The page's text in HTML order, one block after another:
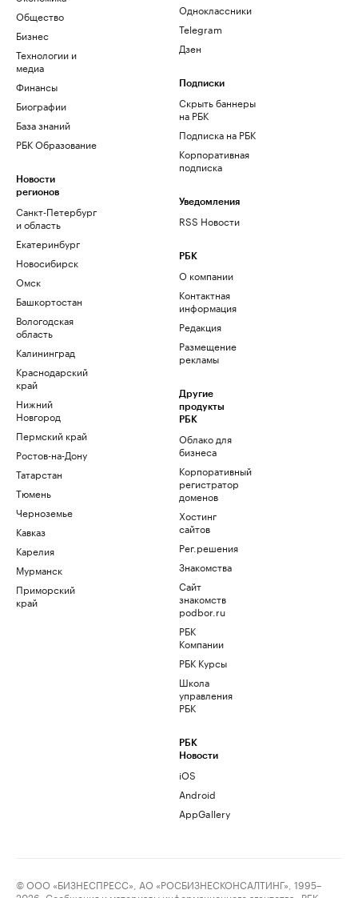
Общество
Бизнес
Технологии и
медиа
Финансы
Биографии
База знаний
РБК Образование
Новости
регионов
Санкт-Петербург
и область
Екатеринбург
Новосибирск
Омск
Башкортостан
Вологодская
область
Калининград
Краснодарский
край
Нижний
Новгород
Пермский край
Ростов-на-Дону
Татарстан
Тюмень
Черноземье
Кавказ
Карелия
Мурманск
Приморский
край
Одноклассники
Telegram
Дзен
Подписки
Скрыть баннеры
на РБК
Подписка на РБК
Корпоративная
подписка
Уведомления
RSS Новости
РБК
О компании
Контактная
информация
Редакция
Размещение
рекламы
Другие
продукты
РБК
Облако для
бизнеса
Корпоративный
регистратор
доменов
Хостинг
сайтов
Рег.решения
Знакомства
Сайт
знакомств
podbor.ru
РБК
Компании
РБК Курсы
Школа
управления
РБК
РБК
Новости
iOS
Android
AppGallery
© ООО «БИЗНЕСПРЕСС», АО «РОСБИЗНЕСКОНСАЛТИНГ», 1995–